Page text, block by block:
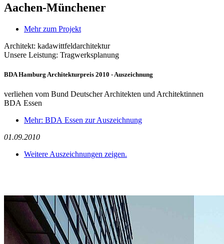
Aachen-Münchener
Mehr zum Projekt
Architekt: kadawittfeldarchitektur
Unsere Leistung: Tragwerksplanung
BDA Hamburg Architekturpreis 2010 - Auszeichnung
verliehen vom Bund Deutscher Architekten und Architektinnen
BDA Essen
Mehr: BDA Essen zur Auszeichnung
01.09.2010
Weitere Auszeichnungen zeigen.